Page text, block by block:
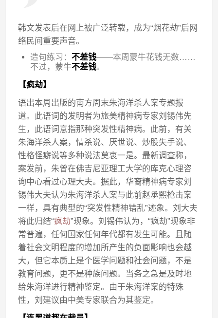
韩文发表后在网上被广泛转载，成为“烟花劫”后网
络民间重要声音。
造句练习：不差钱——本周蒙牛花钱无数……
不过，蒙牛不差钱。
【疯劫】
语出本周出版的南方周末朱海洋杀人案专题报
道。此语词的发明者为旅美精神病专家刘锡伟先
生，此语词意指那种突发性精神病。此前，有关
朱海洋杀人案，情杀说、厌世说、炒股失手说、
性格怪癖说等多种说法莫衷一是。最新调查称，
案发前，朱曾在佛吉尼亚理工大学的库克心理咨
询中心看过心理大夫。据此，华裔精神病专家刘
锡伟大夫认为朱海洋杀人案与此前赵承熙枪击案
一样，具有典型的“突发性精神错乱”迹象。刘大夫
将此归结“疯劫”现象。刘锡伟认为，“疯劫”现象非
常普遍，任何国家任何年代都有发生可能。且随
着社会文明程度的增加所产生的负面影响也会越
大，但它本质上是个医学问题和社会问题，不是
教育问题，更不是种族问题。当务之急是及时地
给朱海洋进行精神鉴定。由于朱海洋案的特殊
性，刘建议由中美专家联合为其鉴定。